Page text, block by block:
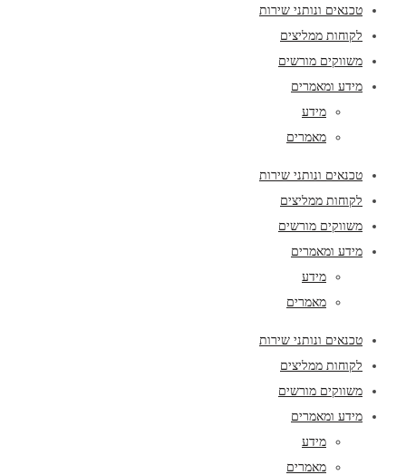
טכנאים ונותני שירות
לקוחות ממליצים
משווקים מורשים
מידע ומאמרים
מידע
מאמרים
טכנאים ונותני שירות
לקוחות ממליצים
משווקים מורשים
מידע ומאמרים
מידע
מאמרים
טכנאים ונותני שירות
לקוחות ממליצים
משווקים מורשים
מידע ומאמרים
מידע
מאמרים